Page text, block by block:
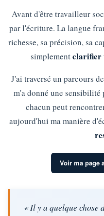
Avant d'être travailleur
par l'écriture. La langue
richesse, sa précision, sa
simplementclarifier
J'ai traversé un parcours
m'a donné une
chacun peut
aujourd'hui ma manière
Voir ma page
« Il y a quelque chose